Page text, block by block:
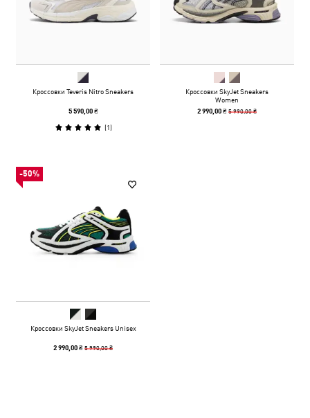
Кроссовки Teveris Nitro Sneakers
5 590,00 ₴
(1)
Кроссовки SkyJet Sneakers
Women
2 990,00 ₴5 990,00 ₴
-50%
Кроссовки SkyJet Sneakers Unisex
2 990,00 ₴5 990,00 ₴